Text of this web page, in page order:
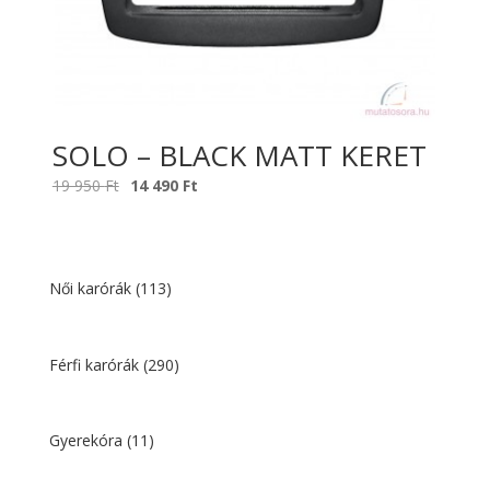
SOLO – BLACK MATT KERET
19 950Ft Original
950 Ft.
14 490 Ft
Női karórák (113)
Férfi karórák (290)
Gyerekóra (11)